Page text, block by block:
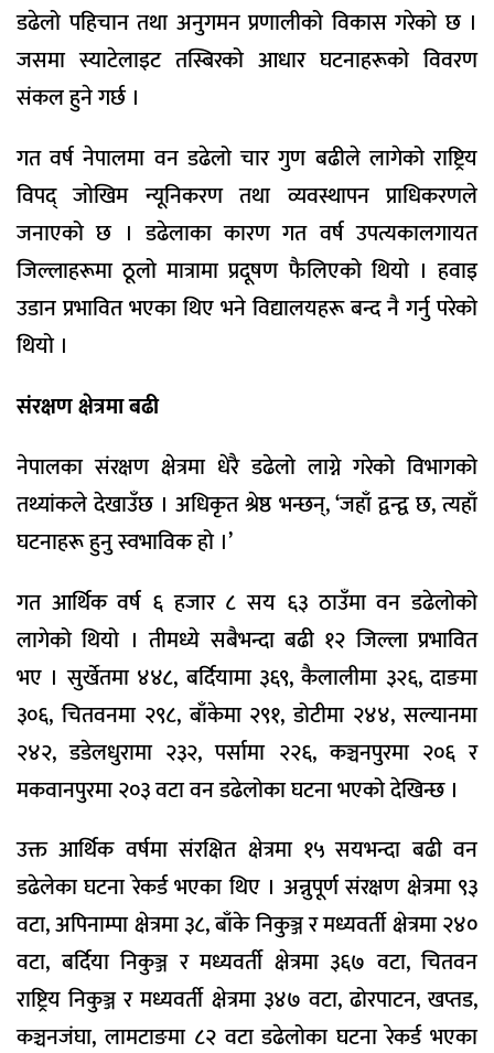
डढेलो पहिचान तथा अनुगमन प्रणालीको विकास गरेको छ ।
जसमा स्याटेलाइट तस्बिरको आधार घटनाहरूको विवरण
संकल हुने गर्छ ।
गत वर्ष नेपालमा वन डढेलो चार गुण बढीले लागेको राष्ट्रिय
विपद् जोखिम न्यूनिकरण तथा व्यवस्थापन प्राधिकरणले
जनाएको छ । डढेलाका कारण गत वर्ष उपत्यकालगायत
जिल्लाहरूमा ठूलो मात्रामा प्रदूषण फैलिएको थियो । हवाइ
उडान प्रभावित भएका थिए भने विद्यालयहरू बन्द नै गर्नु परेको
थियो ।
संरक्षण क्षेत्रमा बढी
नेपालका संरक्षण क्षेत्रमा धेरै डढेलो लाग्ने गरेको विभागको
तथ्यांकले देखाउँछ । अधिकृत श्रेष्ठ भन्छन्, ‘जहाँ द्वन्द्व छ, त्यहाँ
घटनाहरू हुनु स्वभाविक हो ।’
गत आर्थिक वर्ष ६ हजार ८ सय ६३ ठाउँमा वन डढेलोको
लागेको थियो । तीमध्ये सबैभन्दा बढी १२ जिल्ला प्रभावित
भए । सुर्खेतमा ४४८, बर्दियामा ३६९, कैलालीमा ३२६, दाङमा
३०६, चितवनमा २९८, बाँकेमा २९१, डोटीमा २४४, सल्यानमा
२४२, डडेलधुरामा २३२, पर्सामा २२६, कञ्चनपुरमा २०६ र
मकवानपुरमा २०३ वटा वन डढेलोका घटना भएको देखिन्छ ।
उक्त आर्थिक वर्षमा संरक्षित क्षेत्रमा १५ सयभन्दा बढी वन
डढेलेका घटना रेकर्ड भएका थिए । अन्नुपूर्ण संरक्षण क्षेत्रमा ९३
वटा, अपिनाम्पा क्षेत्रमा ३८, बाँके निकुञ्ज र मध्यवर्ती क्षेत्रमा २४०
वटा, बर्दिया निकुञ्ज र मध्यवर्ती क्षेत्रमा ३६७ वटा, चितवन
राष्ट्रिय निकुञ्ज र मध्यवर्ती क्षेत्रमा ३४७ वटा, ढोरपाटन, खप्तड,
कञ्चनजंघा, लामटाङमा ८२ वटा डढेलोका घटना रेकर्ड भएका